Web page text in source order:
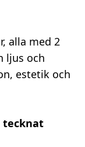
alla med 2
ljus och
estetik och
tecknat